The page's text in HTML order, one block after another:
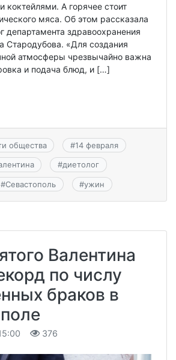
коктейлями. А горячее стоит
мяса. Об этом рассказала
департамента здравоохранения
Стародубова. «Для создания
атмосферы чрезвычайно важна
и подача блюд, и […]
общества #14 февраля
#диетолог
#Севастополь #ужин
Валентина
по числу
браков в
376